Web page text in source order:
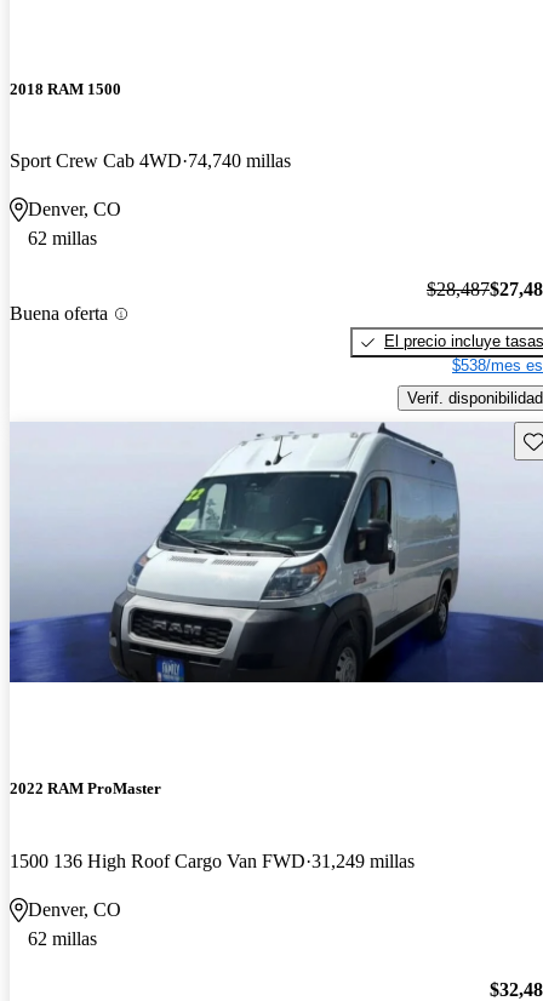
2018 RAM 1500
Sport Crew Cab 4WD 74,740 millas
Denver, CO
62 millas
Buena oferta
$28,487
El precio incluye tasas
$538/mes
Verif. disponibilidad
2022 RAM ProMaster
1500 136 High Roof Cargo Van FWD 31,249 millas
Denver, CO
62 millas